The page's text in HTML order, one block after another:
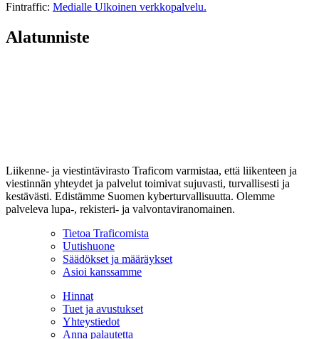
Fintraffic: Medialle Ulkoinen verkkopalvelu.
Alatunniste
Liikenne- ja viestintävirasto Traficom varmistaa, että liikenteen ja
viestinnän yhteydet ja palvelut toimivat sujuvasti, turvallisesti ja
kestävästi. Edistämme Suomen kyberturvallisuutta. Olemme
palveleva lupa-, rekisteri- ja valvontaviranomainen.
Tietoa Traficomista
Uutishuone
Säädökset ja määräykset
Asioi kanssamme
Hinnat
Tuet ja avustukset
Yhteystiedot
Anna palautetta